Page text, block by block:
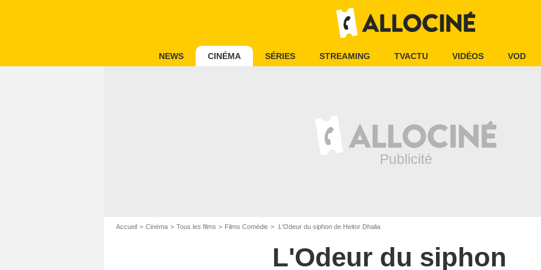
NEWS CINÉMA SÉRIES STREAMING TVACTU VIDÉOS VOD
Accueil Cinéma Tous les films Films Comédie L'Odeur du siphon de Heitor Dhalia
L'Odeur du siphon